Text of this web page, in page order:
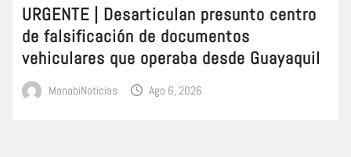
URGENTE | Desarticulan presunto centro
de falsificación de documentos
vehiculares que operaba desde Guayaquil
ManabiNoticias Ago 6, 2026